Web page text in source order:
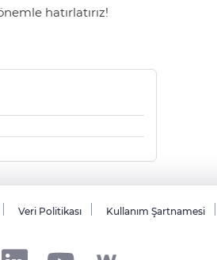
hatırlatırız!
Veri Politikası Kullanım Şartnamesi